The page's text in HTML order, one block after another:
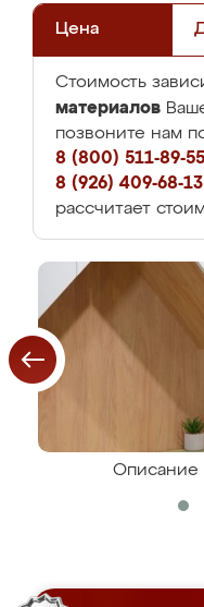
Цена
Стоимость
материалов
позвоните нам
8 (800) 511-89-55
8 (926) 409-68-13
рассчитает
Описание